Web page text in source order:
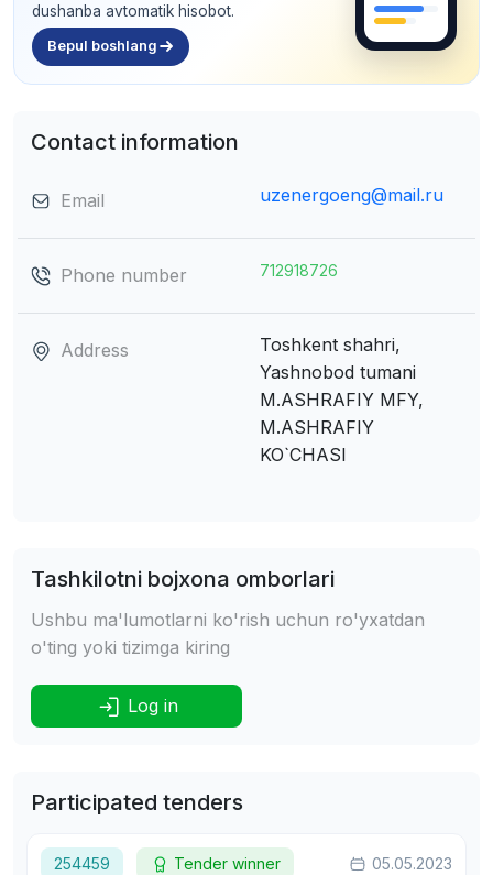
dushanba avtomatik hisobot.
Bepul boshlang
Contact information
Email uzenergoeng@mail.ru
Phone number 712918726
Address
Toshkent shahri,
Yashnobod tumani
M.ASHRAFIY MFY,
M.ASHRAFIY
KO`CHASI
Tashkilotni bojxona omborlari
Ushbu ma'lumotlarni ko'rish uchun ro'yxatdan
o'ting yoki tizimga kiring
Log in
Participated tenders
254459 Tender winner 05.05.2023